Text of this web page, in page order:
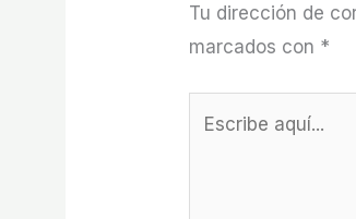
Tu dirección de
marcados con *